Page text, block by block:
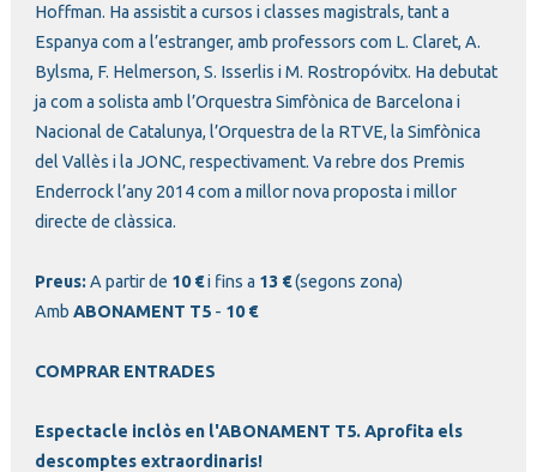
Hoffman. Ha assistit a cursos i classes magistrals, tant a
Espanya com a l’estranger, amb professors com L. Claret, A.
Bylsma, F. Helmerson, S. Isserlis i M. Rostropóvitx. Ha debutat
ja com a solista amb l’Orquestra Simfònica de Barcelona i
Nacional de Catalunya, l’Orquestra de la RTVE, la Simfònica
del Vallès i la JONC, respectivament. Va rebre dos Premis
Enderrock l’any 2014 com a millor nova proposta i millor
directe de clàssica.
Preus:A partir de 10 €i fins a 13 €(segons zona)
Amb ABONAMENT T5 - 10 €
COMPRAR ENTRADES
Espectacle inclòs en l'ABONAMENT T5. Aprofita els
descomptes extraordinaris!